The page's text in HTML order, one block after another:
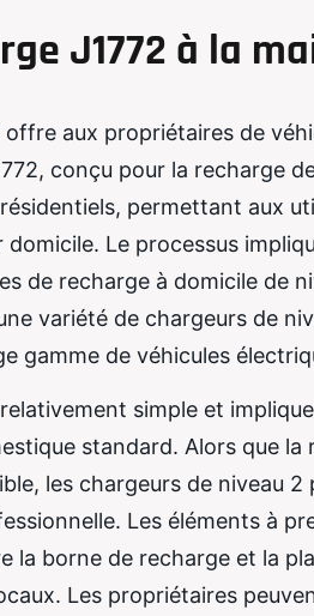
J1772 à la
aux propriétaires de
conçu pour la recharge
permettant aux
Le processus
de recharge à domicile de
variété de chargeurs de
gamme de véhicules
simple et
standard. Alors que la
les chargeurs de niveau
Les éléments à
la borne de recharge et la
Les propriétaires